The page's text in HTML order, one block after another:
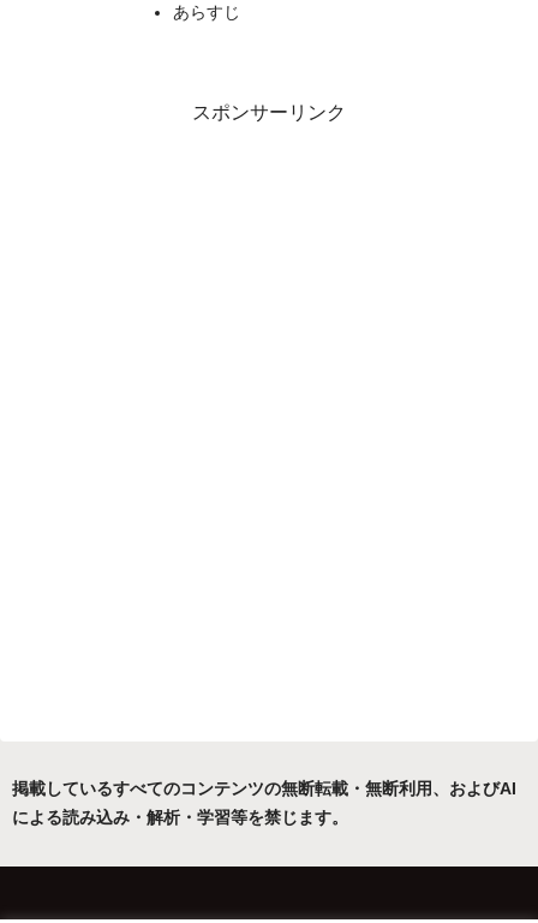
あらすじ
スポンサーリンク
掲載しているすべてのコンテンツの無断転載・無断利用、およびAI
による読み込み・解析・学習等を禁じます。